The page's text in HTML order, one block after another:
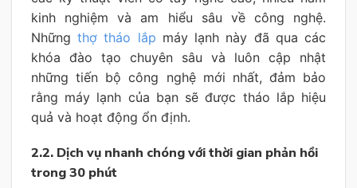
kinh nghiệm và am hiểu sâu về công nghệ.
Nhữngthợ tháo lắp máy lạnh này đã qua các
khóa đào tạo chuyên sâu và luôn cập nhật
những tiến bộ công nghệ mới nhất, đảm bảo
rằng máy lạnh của bạn sẽ được tháo lắp hiệu
quả và hoạt động ổn định.
2.2. Dịch vụ nhanh chóng với thời gian phản hồi
trong 30 phút